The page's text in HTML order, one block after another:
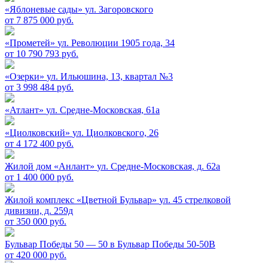
«Яблоневые сады» ул. Загоровского
от 7 875 000 руб.
«Прометей» ул. Революции 1905 года, 34
от 10 790 793 руб.
«Озерки» ул. Ильюшина, 13, квартал №3
от 3 998 484 руб.
«Атлант» ул. Средне-Московская, 61а
«Циолковский» ул. Циолковского, 26
от 4 172 400 руб.
Жилой дом «Анлант» ул. Средне-Московская, д. 62а
от 1 400 000 руб.
Жилой комплекс «Цветной Бульвар» ул. 45 стрелковой
дивизии, д. 259д
от 350 000 руб.
Бульвар Победы 50 — 50 в Бульвар Победы 50-50В
от 420 000 руб.